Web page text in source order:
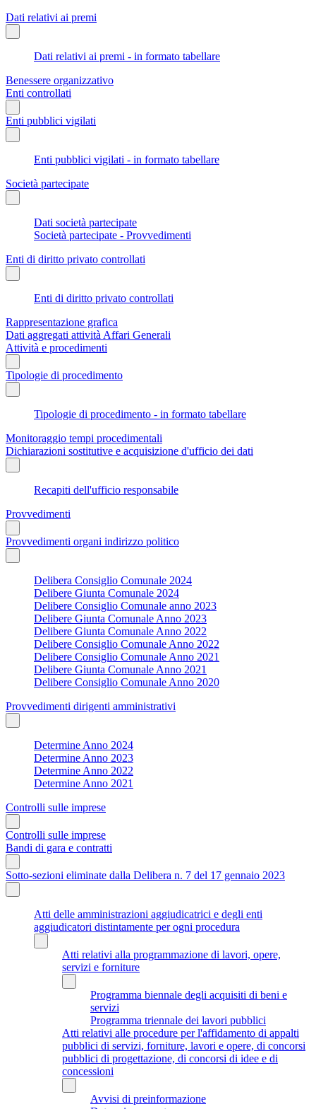
Dati relativi ai premi
Dati relativi ai premi - in formato tabellare
Benessere organizzativo
Enti controllati
Enti pubblici vigilati
Enti pubblici vigilati - in formato tabellare
Società partecipate
Dati società partecipate
Società partecipate - Provvedimenti
Enti di diritto privato controllati
Enti di diritto privato controllati
Rappresentazione grafica
Dati aggregati attività Affari Generali
Attività e procedimenti
Tipologie di procedimento
Tipologie di procedimento - in formato tabellare
Monitoraggio tempi procedimentali
Dichiarazioni sostitutive e acquisizione d'ufficio dei dati
Recapiti dell'ufficio responsabile
Provvedimenti
Provvedimenti organi indirizzo politico
Delibera Consiglio Comunale 2024
Delibere Giunta Comunale 2024
Delibere Consiglio Comunale anno 2023
Delibere Giunta Comunale Anno 2023
Delibere Giunta Comunale Anno 2022
Delibere Consiglio Comunale Anno 2022
Delibere Consiglio Comunale Anno 2021
Delibere Giunta Comunale Anno 2021
Delibere Consiglio Comunale Anno 2020
Provvedimenti dirigenti amministrativi
Determine Anno 2024
Determine Anno 2023
Determine Anno 2022
Determine Anno 2021
Controlli sulle imprese
Controlli sulle imprese
Bandi di gara e contratti
Sotto-sezioni eliminate dalla Delibera n. 7 del 17 gennaio 2023
Atti delle amministrazioni aggiudicatrici e degli enti
aggiudicatori distintamente per ogni procedura
Atti relativi alla programmazione di lavori, opere,
servizi e forniture
Programma biennale degli acquisiti di beni e
servizi
Programma triennale dei lavori pubblici
Atti relativi alle procedure per l'affidamento di appalti
pubblici di servizi, forniture, lavori e opere, di concorsi
pubblici di progettazione, di concorsi di idee e di
concessioni
Avvisi di preinformazione